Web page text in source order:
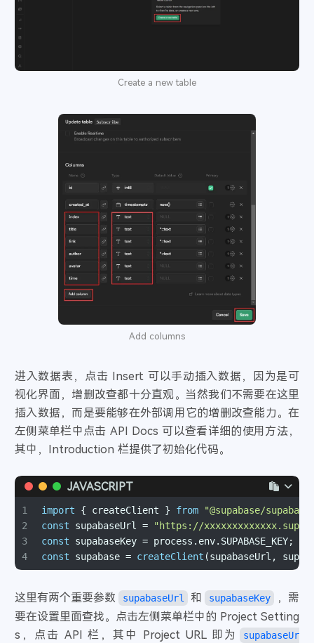
Create a new table
Add columns
进入数据表，点击 Insert 可以手动插入数据，因为是可
视化界面，增删改查都十分直观。当然我们不需要在这里
插入数据，而是要能够在外部调用它的增删改查能力。在
左侧菜单栏中点击 API Docs 可以查看详细的使用方法，
其中，Introduction 栏提供了初始化代码。
JAVASCRIPT
1
2
3
4
import { createClient } from
"@supabase/
const supabaseUrl =
"https://
const supabaseKey = process. env. SUPABASE_KEY;
const supabase = createClient (supabaseUrl,
这里有两个重要参数 supabaseUrl 和 supabaseKey
，需
要在设置里面查找。点击左侧菜单栏中的 Project Setting
s，点击 API 栏，其中 Project URL 即为
supabaseUr